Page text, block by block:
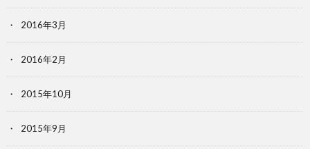
2016年3月
2016年2月
2015年10月
2015年9月